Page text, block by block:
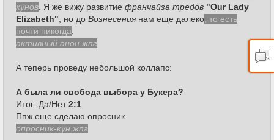
кунов . Я же вижу развитие франчайза тредов "Our Lady
Elizabeth" , но до Вознесения нам еще далеко , то есть
почти никогда
активный анон.жпг
А теперь проведу небольшой коллапс:
А была ли свобода выбора у Букера?
Итог: Да/Нет2:1
Ппж еще сделаю опросник.
опросник-кун.жпг